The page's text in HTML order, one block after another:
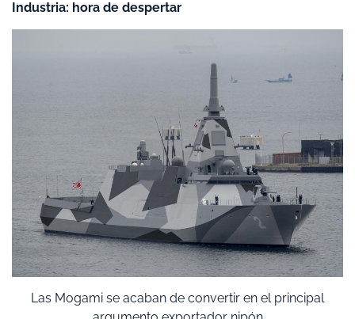
Industria: hora de despertar
Las Mogami se acaban de convertir en el principal